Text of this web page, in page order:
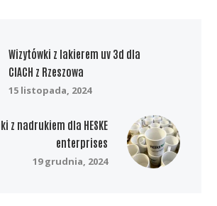
Wizytówki z lakierem uv 3d dla
CIACH z Rzeszowa
15 listopada, 2024
z nadrukiem dla HESKE
enterprises
19 grudnia, 2024